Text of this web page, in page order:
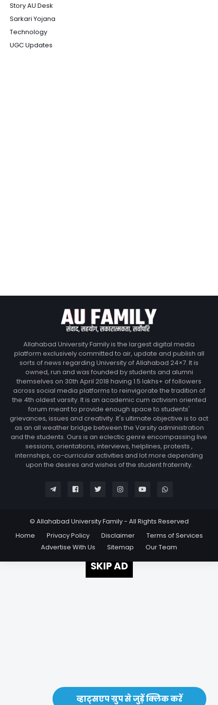
व्हाट्सएप ग्रुप से जुड़ें क्लिक करें
Story AU Desk
Sarkari Yojana
Technology
UGC Updates
Allahabad University Family is the largest digital media
platform exclusively committed to air, update and publish all
sorts of news regarding University of Allahabad 24×7. It is
owned, run and was founded by students and alumni
themselves on 30th April 2018 having 1.5 lakhs+ of followers
across social media platforms to reinvigorate the tradition of
the 4th oldest varsity. It is an academic cum activism oriented
forum meant to provide enough space to students'
grievances, issues and creativity. It's ultimate objective is to act
as an all weather bridge between the Varsity administration
and the students. Ours is an eclectic genre encompassing live
sessions, orientations, interviews, helplines, protests ,
internships, co-curricular activities and lot more depending
upon the desires and wishes of the student fraternity.
© Allahabad University Family - All Rights Reserved
Home
Privacy Policy Disclaimer
Terms of Services
Advertise With Us
Sitemap Our Team
SKIP AD